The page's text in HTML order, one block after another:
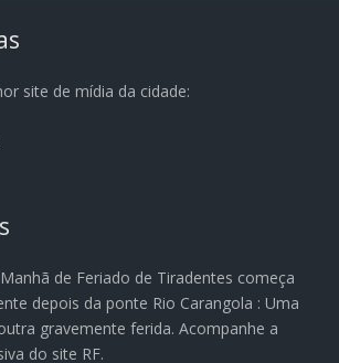
site de mídia da cidade:
de Feriado de Tiradentes começa
depois da ponte Rio Carangola : Uma
gravemente ferida. Acompanhe a
do site RF.